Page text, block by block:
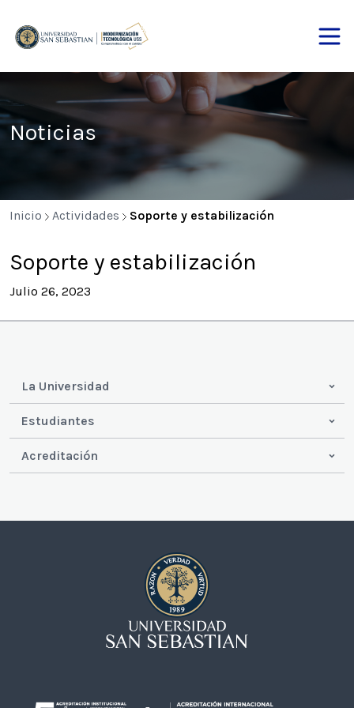
Noticias
Inicio Actividades Soporte y estabilización
Soporte y estabilización
Julio 26, 2023
La Universidad
Estudiantes
Acreditación